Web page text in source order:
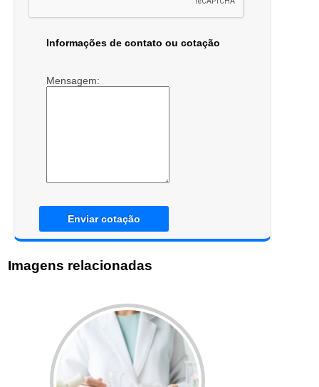
Informações de contato ou cotação
Mensagem:
Enviar cotação
Imagens relacionadas